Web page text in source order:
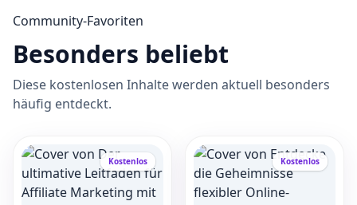
Community-Favoriten
Besonders beliebt
Diese kostenlosen Inhalte werden aktuell besonders
häufig entdeckt.
Kostenlos Kostenlos